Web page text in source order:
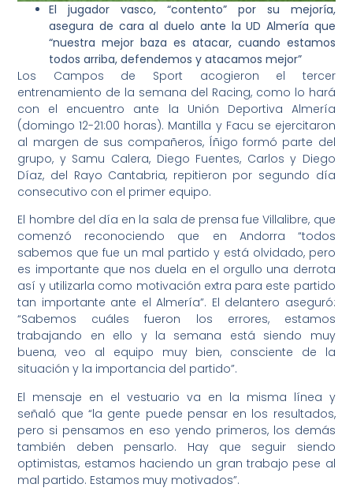
El jugador vasco, “contento” por su mejoría,
asegura de cara al duelo ante la UD Almería que
“nuestra mejor baza es atacar, cuando estamos
todos arriba, defendemos y atacamos mejor”
Los Campos de Sport acogieron el tercer
entrenamiento de la semana del Racing, como lo hará
con el encuentro ante la Unión Deportiva Almería
(domingo 12-21:00 horas). Mantilla y Facu se ejercitaron
al margen de sus compañeros, Íñigo formó parte del
grupo, y Samu Calera, Diego Fuentes, Carlos y Diego
Díaz, del Rayo Cantabria, repitieron por segundo día
consecutivo con el primer equipo.
El hombre del día en la sala de prensa fue Villalibre, que
comenzó reconociendo que en Andorra “todos
sabemos que fue un mal partido y está olvidado, pero
es importante que nos duela en el orgullo una derrota
así y utilizarla como motivación extra para este partido
tan importante ante el Almería”. El delantero aseguró:
“Sabemos cuáles fueron los errores, estamos
trabajando en ello y la semana está siendo muy
buena, veo al equipo muy bien, consciente de la
situación y la importancia del partido”.
El mensaje en el vestuario va en la misma línea y
señaló que “la gente puede pensar en los resultados,
pero si pensamos en eso yendo primeros, los demás
también deben pensarlo. Hay que seguir siendo
optimistas, estamos haciendo un gran trabajo pese al
mal partido. Estamos muy motivados”.